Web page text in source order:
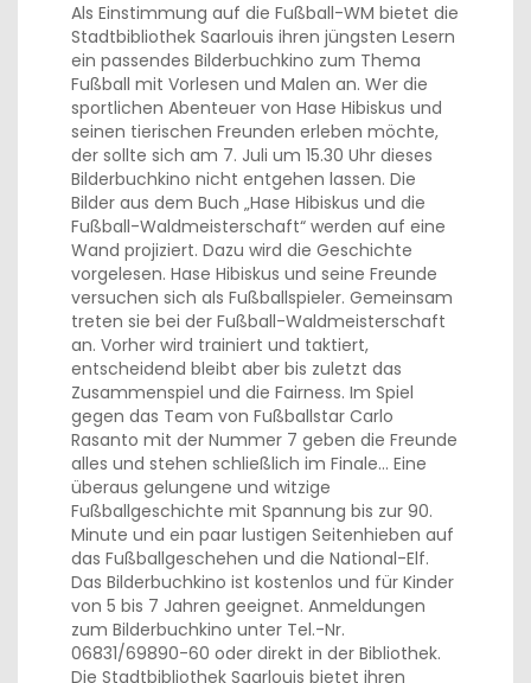
Als Einstimmung auf die Fußball-WM bietet die
Stadtbibliothek Saarlouis ihren jüngsten Lesern
ein passendes Bilderbuchkino zum Thema
Fußball mit Vorlesen und Malen an. Wer die
sportlichen Abenteuer von Hase Hibiskus und
seinen tierischen Freunden erleben möchte,
der sollte sich am 7. Juli um 15.30 Uhr dieses
Bilderbuchkino nicht entgehen lassen. Die
Bilder aus dem Buch „Hase Hibiskus und die
Fußball-Waldmeisterschaft“ werden auf eine
Wand projiziert. Dazu wird die Geschichte
vorgelesen. Hase Hibiskus und seine Freunde
versuchen sich als Fußballspieler. Gemeinsam
treten sie bei der Fußball-Waldmeisterschaft
an. Vorher wird trainiert und taktiert,
entscheidend bleibt aber bis zuletzt das
Zusammenspiel und die Fairness. Im Spiel
gegen das Team von Fußballstar Carlo
Rasanto mit der Nummer 7 geben die Freunde
alles und stehen schließlich im Finale… Eine
überaus gelungene und witzige
Fußballgeschichte mit Spannung bis zur 90.
Minute und ein paar lustigen Seitenhieben auf
das Fußballgeschehen und die National-Elf.
Das Bilderbuchkino ist kostenlos und für Kinder
von 5 bis 7 Jahren geeignet. Anmeldungen
zum Bilderbuchkino unter Tel.-Nr.
06831/69890-60 oder direkt in der Bibliothek.
Die Stadtbibliothek Saarlouis bietet ihren